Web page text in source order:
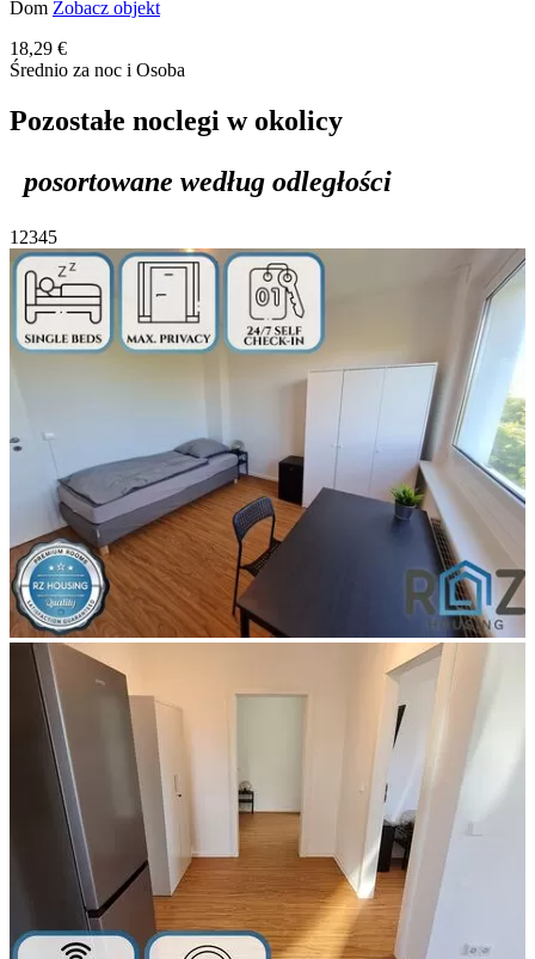
Dom Zobacz objekt
18,29 €
Średnio za noc i Osoba
Pozostałe noclegi w okolicy
posortowane według odległości
1 2345